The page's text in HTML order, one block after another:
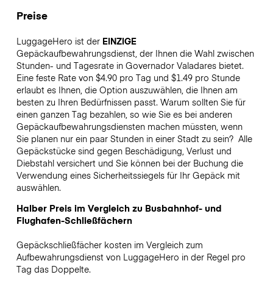
Preise
LuggageHero ist der EINZIGE
Gepäckaufbewahrungsdienst, der Ihnen die Wahl zwischen
Stunden- und Tagesrate in Governador Valadares bietet.
Eine feste Rate von $4.90 pro Tag und $1.49 pro Stunde
erlaubt es Ihnen, die Option auszuwählen, die Ihnen am
besten zu Ihren Bedürfnissen passt. Warum sollten Sie für
einen ganzen Tag bezahlen, so wie Sie es bei anderen
Gepäckaufbewahrungsdiensten machen müssten, wenn
Sie planen nur ein paar Stunden in einer Stadt zu sein? Alle
Gepäckstücke sind gegen Beschädigung, Verlust und
Diebstahl versichert und Sie können bei der Buchung die
Verwendung eines Sicherheitssiegels für Ihr Gepäck mit
auswählen.
Halber Preis im Vergleich zu Busbahnhof- und
Flughafen-Schließfächern
Gepäckschließfächer kosten im Vergleich zum
Aufbewahrungsdienst von LuggageHero in der Regel pro
Tag das Doppelte.